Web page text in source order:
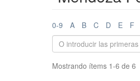
0-9 A B C D E F
Mostrando ítems 1-6 de 6